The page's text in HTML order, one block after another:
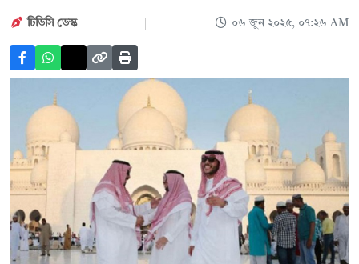
টিডিসি ডেস্ক ০৬ জুন ২০২৫, ০৭:২৬ AM